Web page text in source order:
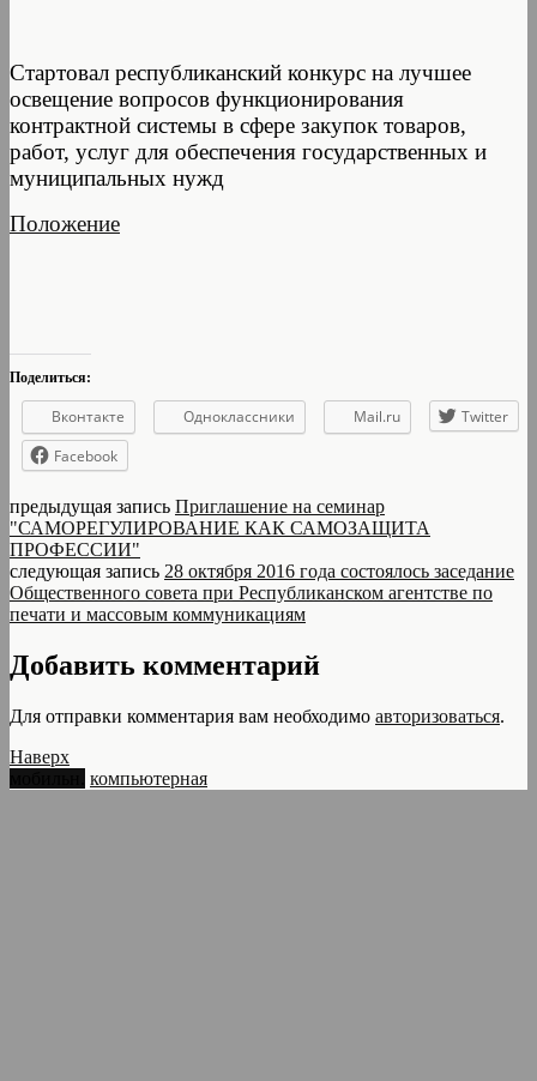
Стартовал республиканский конкурс на лучшее
освещение вопросов функционирования
контрактной системы в сфере закупок товаров,
работ, услуг для обеспечения государственных и
муниципальных нужд
Положение
Поделиться:
Вконтакте Одноклассники Mail.ru
Twitter
Facebook
предыдущая запись Приглашение на семинар
"САМОРЕГУЛИРОВАНИЕ КАК САМОЗАЩИТА
ПРОФЕССИИ"
следующая запись 28 октября 2016 года состоялось заседание
Общественного совета при Республиканском агентстве по
печати и массовым коммуникациям
Добавить комментарий
Для отправки комментария вам необходимо авторизоваться.
Наверх
компьютерная